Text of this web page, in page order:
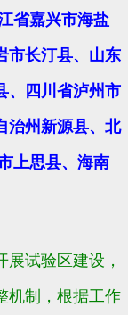
省嘉兴市海盐
市长汀县、山东
、四川省泸州市
治州新源县、北
上思县、海南
展试验区建设，
机制，根据工作